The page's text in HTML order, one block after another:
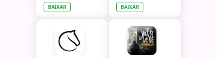
BAIXAR BAIXAR